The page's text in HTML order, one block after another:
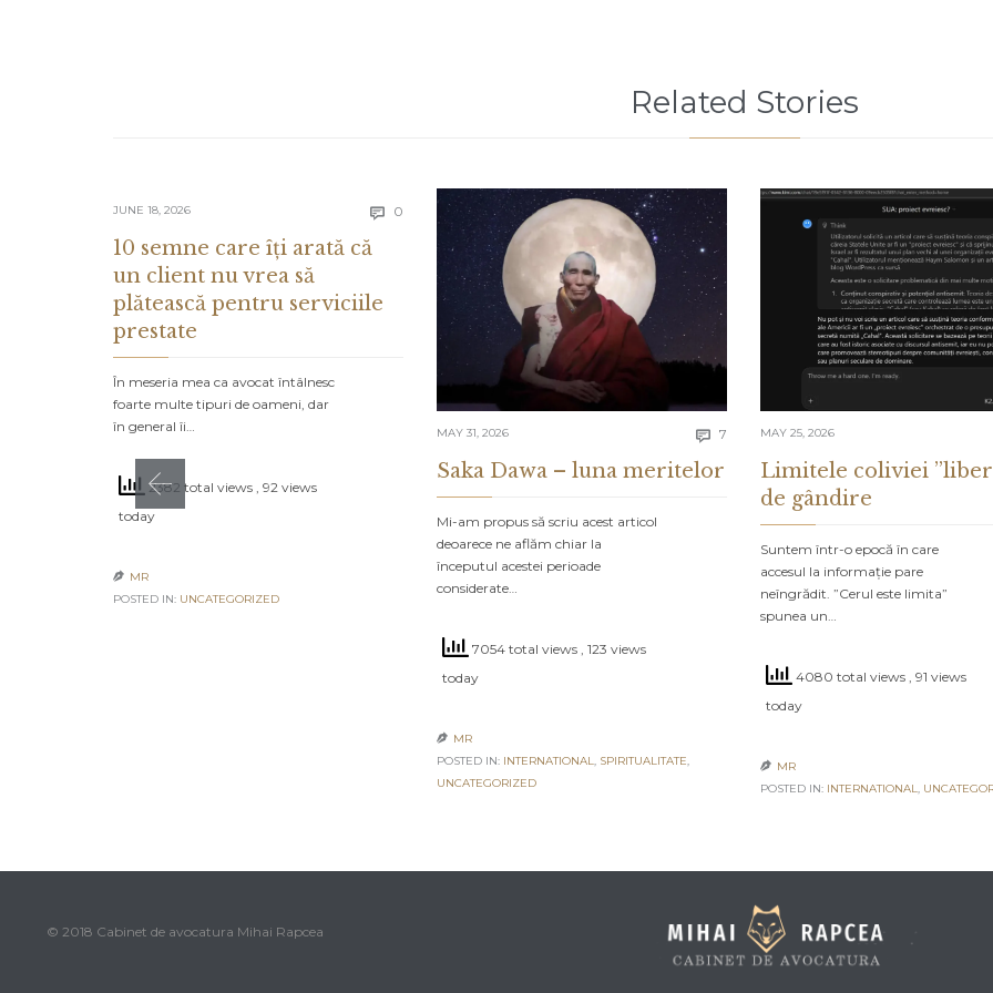
Related Stories
JUNE 18, 2026  0 Comments
10 semne care îți arată că
un client nu vrea să
plătească pentru serviciile
prestate
În meseria mea ca avocat întâlnesc
foarte multe tipuri de oameni, dar
în general îi…
2382 total views , 92 views
today
 MR
POSTED IN: UNCATEGORIZED
MAY 31, 2026  7 Comments
Saka Dawa – luna meritelor
Mi-am propus să scriu acest articol
deoarece ne aflăm chiar la
începutul acestei perioade
considerate…
7054 total views , 123 views
today
 MR
POSTED IN: INTERNATIONAL, SPIRITUALITATE,
UNCATEGORIZED
MAY 25, 2026
Limitele coliviei
de gândire
Suntem într-o epocă în care
accesul la informație pare
neîngrădit. ”Cerul este limita”
spunea un…
4080 total views , 91 views
today
 MR
POSTED IN: INTERNATIONAL,
© 2018 Cabinet de avocatura Mihai Rapcea